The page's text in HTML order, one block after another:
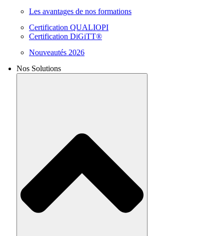
Les avantages de nos formations
Certification QUALIOPI
Certification DiGiTT®
Nouveautés 2026
Nos Solutions